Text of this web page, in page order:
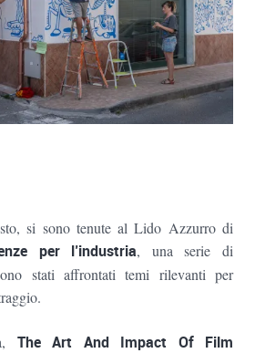
si sono tenute al Lido Azzurro di
per l’industria, una serie di
stati affrontati temi rilevanti per
The Art And Impact Of Film